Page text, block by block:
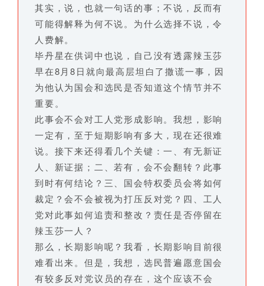
其实，说，也就一句话的事；不说，反而有
可能得解释为何不说。为什么选择不说，令
人费解。
毕丹星在供词中也说，自己没有透露辣玉莎
早在8月8日就向最高层坦白了撒谎一事，因
为他认为国会和选民是否知道这个情节并不
重要。
此事会不会对工人党形成影响。我想，影响
一定有，至于短期影响有多大，现在还很难
说。接下来还得看几个关键：一、有无新证
人、新证据；二、若有，会不会翻转？此事
到时有何结论？三、国会特权委员会将如何
裁定？会不会被视为打压反对党？四、工人
党对此事如何追责和整改？责任是否停留在
辣玉莎一人？
那么，长期影响呢？我看，长期影响目前很
难看出来。但是，我想，选民普遍愿意国会
有较多反对党议员的存在，这个应该不会